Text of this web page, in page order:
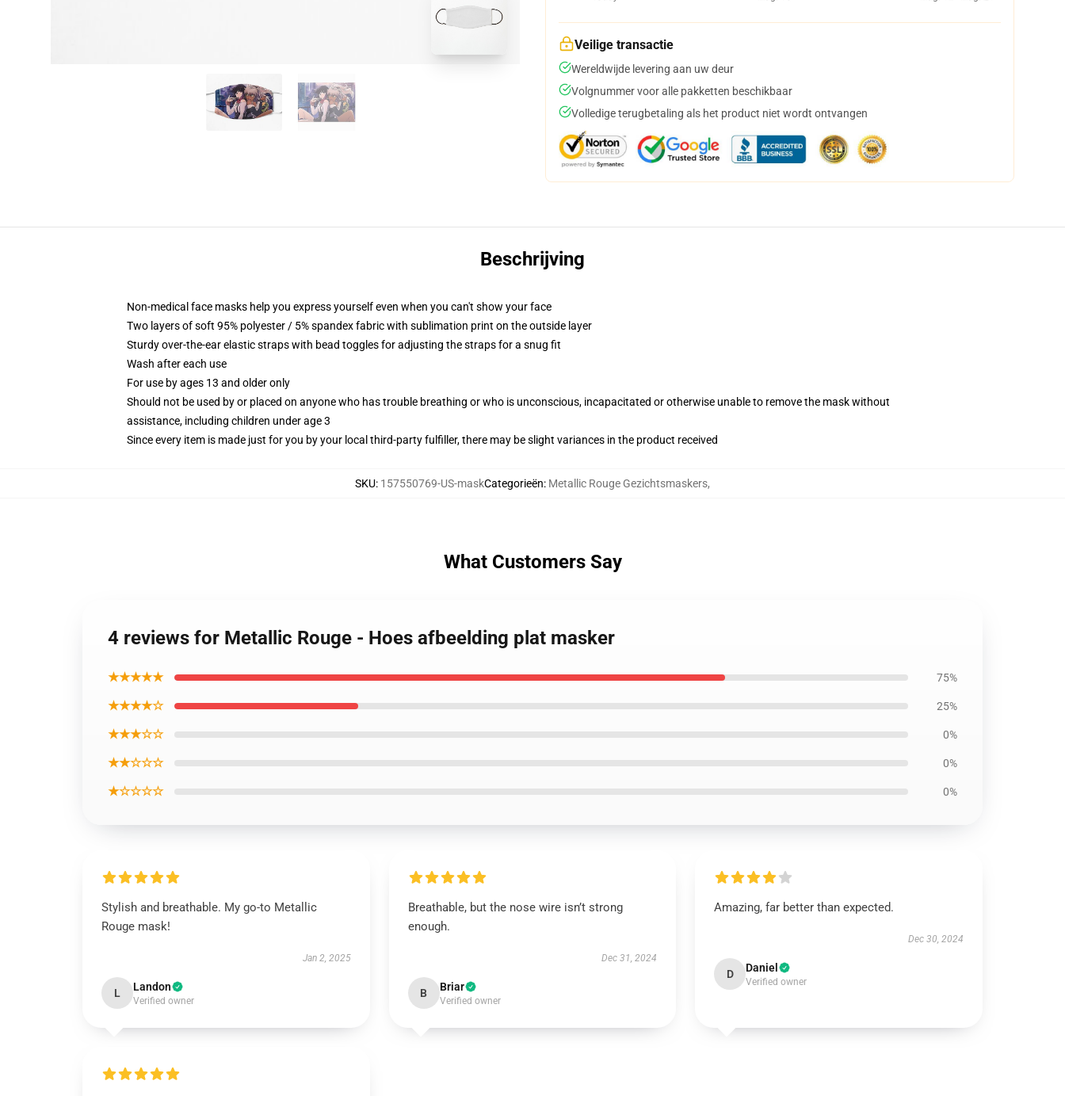
Veilige transactie
Wereldwijde levering aan uw deur
Volgnummer voor alle pakketten beschikbaar
Volledige terugbetaling als het product niet wordt ontvangen
Beschrijving
Non-medical face masks help you express yourself even when you can't show your face
Two layers of soft 95% polyester / 5% spandex fabric with sublimation print on the outside layer
Sturdy over-the-ear elastic straps with bead toggles for adjusting the straps for a snug fit
Wash after each use
For use by ages 13 and older only
Should not be used by or placed on anyone who has trouble breathing or who is unconscious, incapacitated or otherwise unable to remove the mask without
assistance, including children under age 3
Since every item is made just for you by your local third-party fulfiller, there may be slight variances in the product received
SKU: 157550769-US-maskCategorieën: Metallic Rouge Gezichtsmaskers,
What Customers Say
4 reviews for Metallic Rouge - Hoes afbeelding plat masker
★★★★★ 75%
★★★★☆ 25%
★★★☆☆ 0%
★★☆☆☆ 0%
★☆☆☆☆ 0%
Stylish and breathable. My go-to Metallic
Rouge mask!
Jan 2, 2025
L Landon
Verified owner
Breathable, but the nose wire isn’t strong
enough.
Dec 31, 2024
B Briar
Verified owner
Amazing, far better than expected.
Dec 30, 2024
D Daniel
Verified owner